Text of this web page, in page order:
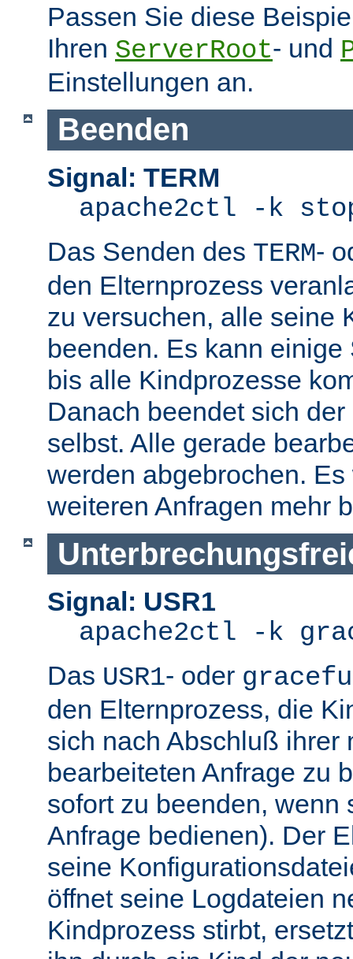
Passen Sie diese
Ihren ServerRoot- und
Einstellungen an.
Beenden
Signal: TERM
apache2ctl -k
Das Senden des TERM-
den Elternprozess
zu versuchen, alle seine
beenden. Es kann
bis alle Kindprozesse
Danach beendet sich
selbst. Alle gerade
werden abgebrochen.
weiteren Anfragen mehr
Signal: USR1
apache2ctl -k
Das USR1- oder
den Elternprozess, die
sich nach Abschluß ihrer
bearbeiteten Anfrage zu
sofort zu beenden, wenn
Anfrage bedienen). Der
seine
öffnet seine Logdateien
Kindprozess stirbt,